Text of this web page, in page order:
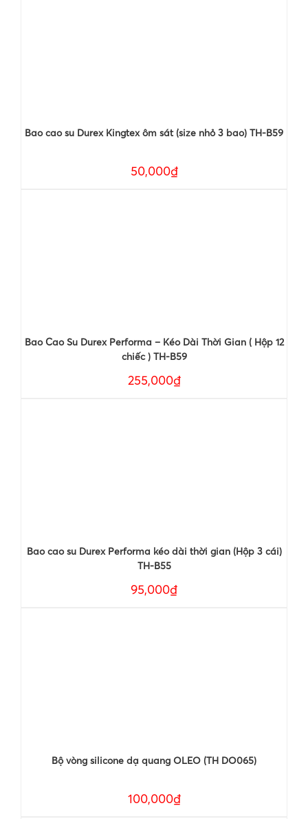
Bao cao su Durex Kingtex ôm sát (size nhỏ 3 bao) TH-B59
50,000₫
Bao Cao Su Durex Performa – Kéo Dài Thời Gian ( Hộp 12
chiếc ) TH-B59
255,000₫
Bao cao su Durex Performa kéo dài thời gian (Hộp 3 cái)
TH-B55
95,000₫
Bộ vòng silicone dạ quang OLEO (TH DO065)
100,000₫